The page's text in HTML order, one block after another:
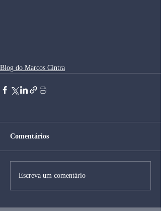
Blog do Marcos Cintra
Comentários
Escreva um comentário